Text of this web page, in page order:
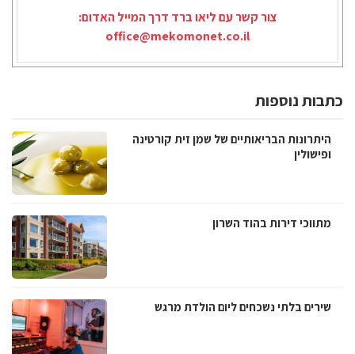
צור קשר עם ליאו ברד דרך המייל האדום:
office@mekomonet.co.il
כתבות נוספות
היתרונות הבריאותיים של שמן זית קורטינה
ופישולין
מתווכי דירות בהוד השרון
שירים בלתי נשכחים ליום הולדת מרגש